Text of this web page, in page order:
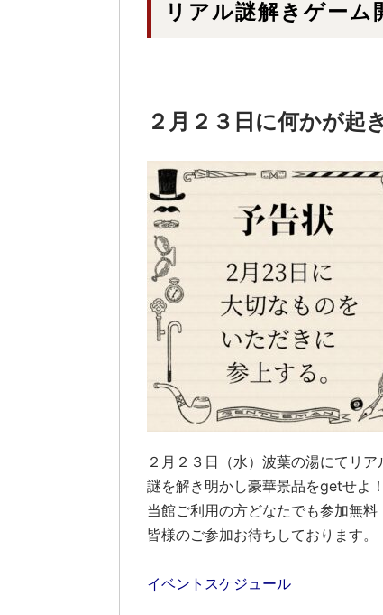
リアル謎解きゲーム
２月２３日に何かが起
２月２３日（水）波葉の湯にてリア
謎を解き明かし豪華景品をgetせよ
当館ご利用の方どなたでも参加無料
皆様のご参加お待ちしております。
イベントスケジュール